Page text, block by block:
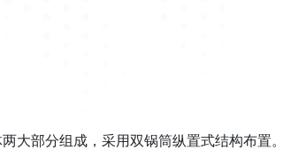
大部分组成，采用双锅筒纵置式结构布